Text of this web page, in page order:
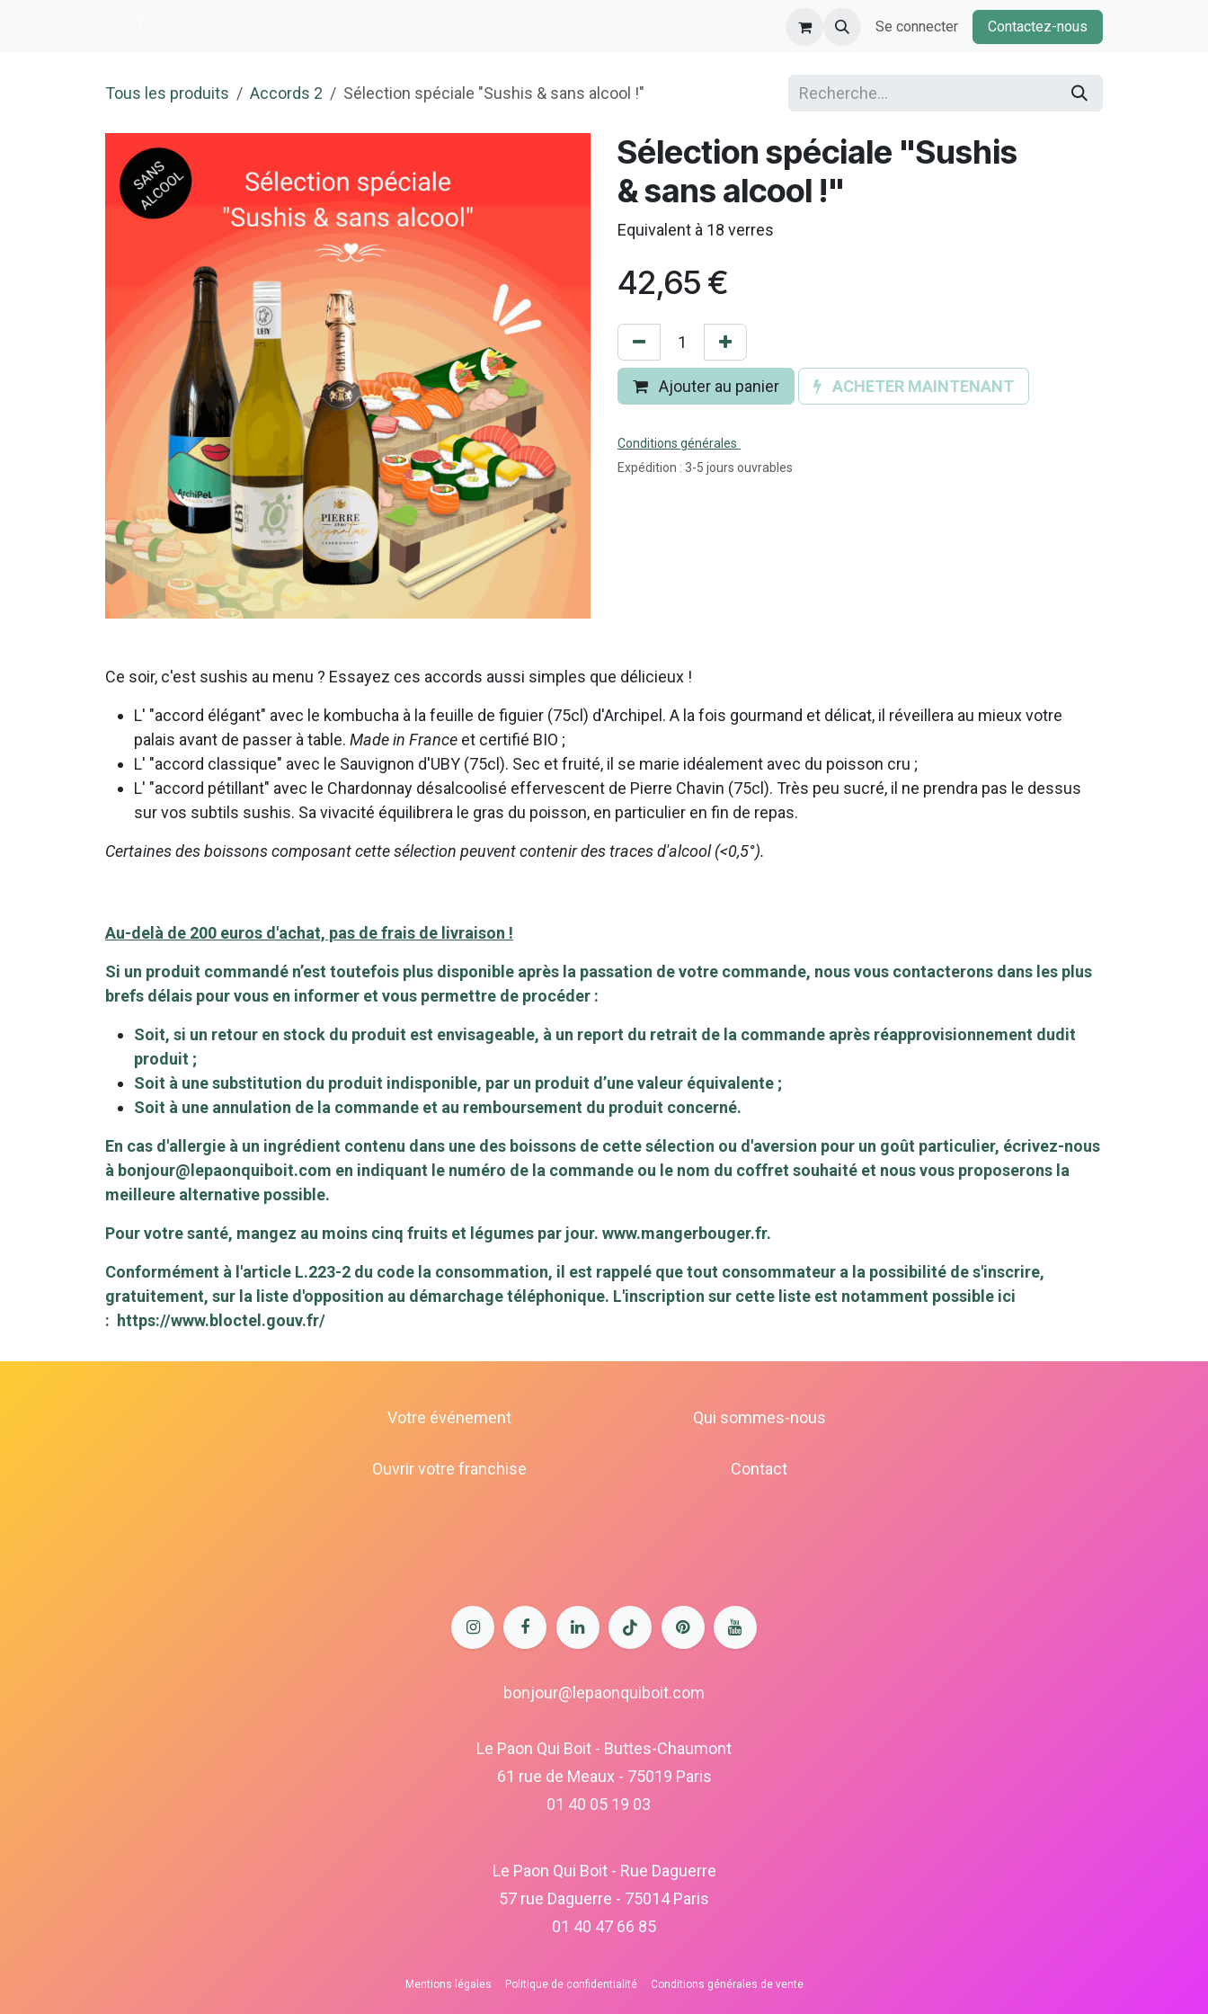
Se connecter Contactez-nous
Tous les produits Accords 2 Sélection spéciale "Sushis & sans alcool !"
Sélection spéciale "Sushis
& sans alcool !"
Equivalent à 18 verres
42,65 €
Ajouter au panier ACHETER MAINTENANT
Conditions générales
Expédition : 3-5 jours ouvrables
Ce soir, c'est sushis au menu ? Essayez ces accords aussi simples que délicieux !
L' "accord élégant" avec le kombucha à la feuille de figuier (75cl) d'Archipel. A la fois gourmand et délicat, il réveillera au mieux votre
palais avant de passer à table. Made in France et certifié BIO ;
L' "accord classique" avec le Sauvignon d'UBY (75cl). Sec et fruité, il se marie idéalement avec du poisson cru ;
L' "accord pétillant" avec le Chardonnay désalcoolisé effervescent de Pierre Chavin (75cl). Très peu sucré, il ne prendra pas le dessus
sur vos subtils sushis. Sa vivacité équilibrera le gras du poisson, en particulier en fin de repas.
Certaines des boissons composant cette sélection peuvent contenir des traces d'alcool (<0,5°).
Au-delà de 200 euros d'achat, pas de frais de livraison !
Si un produit commandé n’est toutefois plus disponible après la passation de votre commande, nous vous contacterons dans les plus
brefs délais pour vous en informer et vous permettre de procéder :
Soit, si un retour en stock du produit est envisageable, à un report du retrait de la commande après réapprovisionnement dudit
produit ;
Soit à une substitution du produit indisponible, par un produit d’une valeur équivalente ;
Soit à une annulation de la commande et au remboursement du produit concerné.
En cas d'allergie à un ingrédient contenu dans une des boissons de cette sélection ou d'aversion pour un goût particulier, écrivez-nous
à bonjour@lepaonquiboit.com en indiquant le numéro de la commande ou le nom du coffret souhaité et nous vous proposerons la
meilleure alternative possible.
Pour votre santé, mangez au moins cinq fruits et légumes par jour. www.mangerbouger.fr.
Conformément à l'article L.223-2 du code la consommation, il est rappelé que tout consommateur a la possibilité de s'inscrire,
gratuitement, sur la liste d'opposition au démarchage téléphonique. L'inscription sur cette liste est notamment possible ici
: https://www.bloctel.gouv.fr/
bonjour@lepaonquiboit.com
Le Paon Qui Boit - Buttes-Chaumont
61 rue de Meaux - 75019 Paris
01 40 05 19 03
Le Paon Qui Boit - Rue Daguerre
57 rue Daguerre - 75014 Paris
01 40 47 66 85
Mentions légales Politique de confidentialité Conditions générales de vente
Qui sommes-nous
Contact
Votre événement
Ouvrir votre franchise